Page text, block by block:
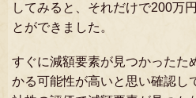
してみると、それだけで200万
とができました。
すぐに減額要素が見つかったた
かる可能性が高いと思い確認し